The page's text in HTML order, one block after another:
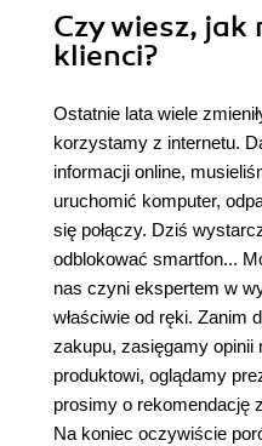
Czy wiesz, jak
klienci?
Ostatnie lata wiele
korzystamy z internetu.
informacji online,
uruchomić komputer,
się połączy. Dziś
odblokować smartfon...
nas czyni ekspertem w
właściwie od ręki. Zanim
zakupu, zasięgamy opinii
produktowi, oglądamy
prosimy o rekomendację
Na koniec oczywiście